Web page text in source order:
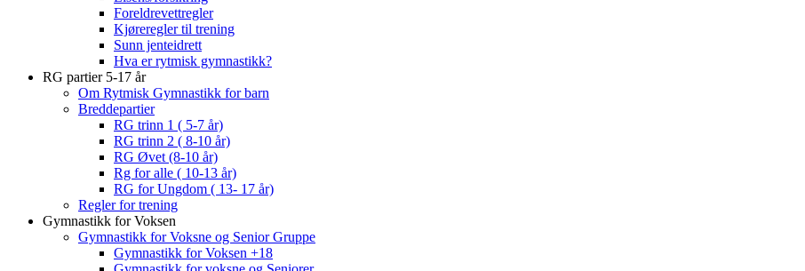
Foreldrevettregler
Kjøreregler til trening
Sunn jenteidrett
Hva er rytmisk gymnastikk?
RG partier 5-17 år
Om Rytmisk Gymnastikk for barn
Breddepartier
RG trinn 1 ( 5-7 år)
RG trinn 2 ( 8-10 år)
RG Øvet (8-10 år)
Rg for alle ( 10-13 år)
RG for Ungdom ( 13- 17 år)
Regler for trening
Gymnastikk for Voksen
Gymnastikk for Voksne og Senior Gruppe
Gymnastikk for Voksen +18